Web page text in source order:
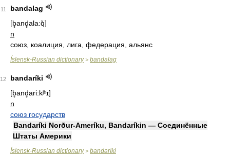
11
bandalag
[b̥and̥ala:q̌]
n
союз, коалиция, лига, федерация, альянс
Íslensk-Russian dictionary> bandalag
12
bandaríki
[b̥and̥ari:kʲʰɪ]
n
союз государств
Bandaríki Norður-Ameríku, Bandaríkin — Соединённые
Штаты Америки
Íslensk-Russian dictionary> bandaríki